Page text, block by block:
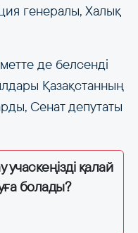
генералы, Халық
де белсенді
Қазақстанның
Сенат депутаты
учаскеңізді қалай
болады?